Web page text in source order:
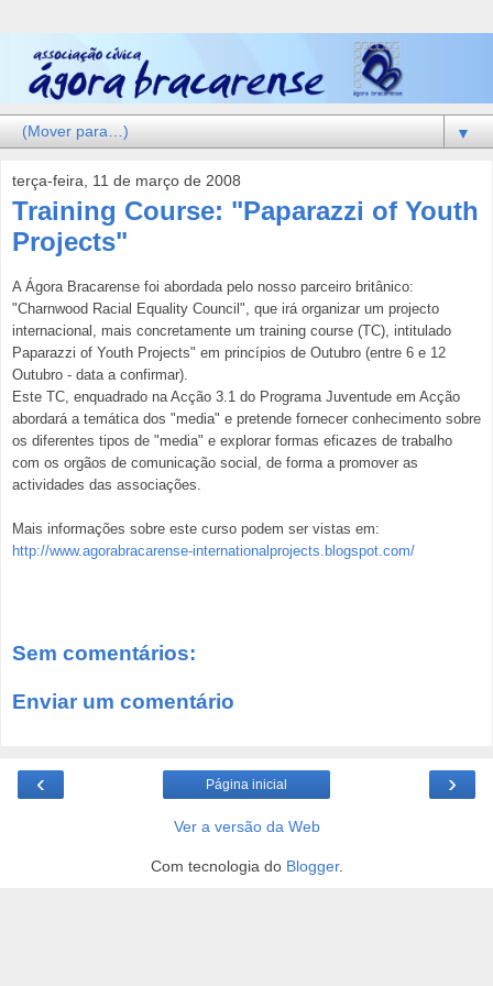
▼
terça-feira, 11 de março de 2008
Training Course: "Paparazzi of Youth
Projects"
A Ágora Bracarense foi abordada pelo nosso parceiro britânico:
"Charnwood Racial Equality Council", que irá organizar um projecto
internacional, mais concretamente um training course (TC), intitulado
Paparazzi of Youth Projects" em princípios de Outubro (entre 6 e 12
Outubro - data a confirmar).
Este TC, enquadrado na Acção 3.1 do Programa Juventude em Acção
abordará a temática dos "media" e pretende fornecer conhecimento sobre
os diferentes tipos de "media" e explorar formas eficazes de trabalho
com os orgãos de comunicação social, de forma a promover as
actividades das associações.
Mais informações sobre este curso podem ser vistas em:
http://www.agorabracarense-internationalprojects.blogspot.com/
Sem comentários:
Enviar um comentário
‹ ›
Página inicial
Ver a versão da Web
Com tecnologia do Blogger.